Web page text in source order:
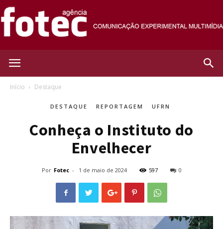
Início Destaque
DESTAQUE REPORTAGEM UFRN
Conheça o Instituto do
Envelhecer
Por Fotec - 1 de maio de 2024 597 0